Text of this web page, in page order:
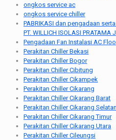
ongkos service ac
ongkos service chiller
PABRIKASI dan pengadaan
PT. WILLICH ISOLASI PRATAMA
Pengadaan Fan Instalasi AC
Perakitan Chiller Bekasi
Perakitan Chiller Bogor
Perakitan Chiller Cibitung
Perakitan Chiller Cikampek
Perakitan Chiller Cikarang
Perakitan Chiller Cikarang Barat
Perakitan Chiller Cikarang Selatan
Perakitan Chiller Cikarang Timur
Perakitan Chiller Cikarang Utara
Perakitan Chiller Cileungsi